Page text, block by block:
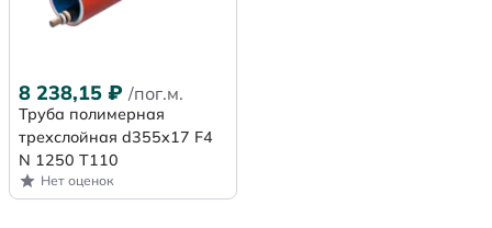
8 238,15 ₽ /пог.м.
Труба полимерная
трехслойная d355x17 F4
N 1250 Т110
Нет оценок